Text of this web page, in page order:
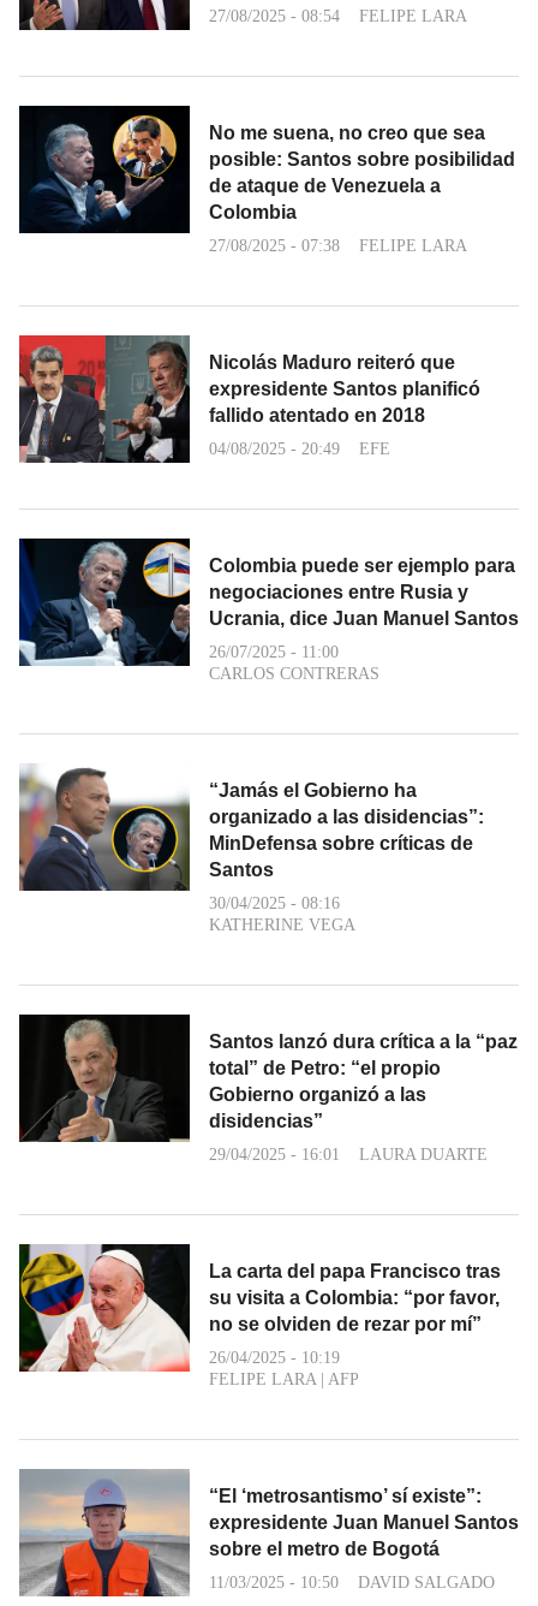
27/08/2025 - 08:54 FELIPE LARA
No me suena, no creo que sea
posible: Santos sobre posibilidad
de ataque de Venezuela a
Colombia
27/08/2025 - 07:38 FELIPE LARA
Nicolás Maduro reiteró que
expresidente Santos planificó
fallido atentado en 2018
04/08/2025 - 20:49 EFE
Colombia puede ser ejemplo para
negociaciones entre Rusia y
Ucrania, dice Juan Manuel Santos
26/07/2025 - 11:00
CARLOS CONTRERAS
“Jamás el Gobierno ha
organizado a las disidencias”:
MinDefensa sobre críticas de
Santos
30/04/2025 - 08:16
KATHERINE VEGA
Santos lanzó dura crítica a la “paz
total” de Petro: “el propio
Gobierno organizó a las
disidencias”
29/04/2025 - 16:01 LAURA DUARTE
La carta del papa Francisco tras
su visita a Colombia: “por favor,
no se olviden de rezar por mí”
26/04/2025 - 10:19
FELIPE LARA | AFP
“El ‘metrosantismo’ sí existe”:
expresidente Juan Manuel Santos
sobre el metro de Bogotá
11/03/2025 - 10:50 DAVID SALGADO